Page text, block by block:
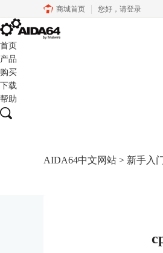
商城首页 您好， 请登录
首页
产品
购买
下载
帮助
AIDA64中文网站 > 新手入